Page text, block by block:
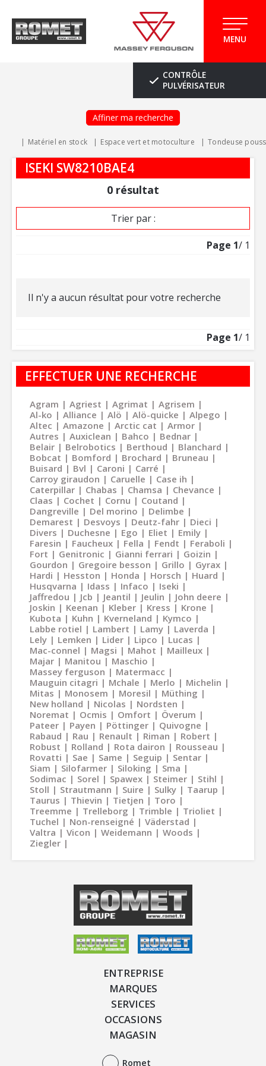
MENU
CONTRÔLE
PULVÉRISATEUR
Affiner ma recherche
Matériel en stock Espace vert et motoculture Tondeuse
ISEKI SW8210BAE4
0 résultat
Trier par :
Page 1/ 1
Il n'y a aucun résultat pour votre recherche
Page 1/ 1
EFFECTUER UNE RECHERCHE
Agram Agriest Agrimat
Agrisem
Al-ko
Alliance Alö Alö-quicke
Alpego
Altec
Amazone Arctic cat
Armor
Autres
Auxiclean Bahco
Bednar
Belair
Belrobotics Berthoud
Blanchard
Bobcat
Bomford Brochard
Bruneau
Buisard
Bvl Caroni
Carré
Carroy giraudon
Caruelle
Case ih
Caterpillar
Chabas Chamsa
Chevance
Claas
Cochet Cornu
Coutand
Dangreville
Del morino
Delimbe
Demarest
Desvoys Deutz-fahr
Dieci
Divers
Duchesne Ego Eliet
Emily
Faresin
Faucheux Fella Fendt
Feraboli
Fort
Genitronic Gianni ferrari
Goizin
Gourdon
Gregoire besson Grillo
Gyrax
Hardi
Hesston Honda Horsch
Huard
Husqvarna
Idass Infaco
Iseki
Jaffredou
Jcb Jeantil Jeulin
John deere
Joskin
Keenan Kleber Kress
Krone
Kubota
Kuhn Kverneland
Kymco
Labbe rotiel
Lambert Lamy
Laverda
Lely
Lemken Lider Lipco
Lucas
Mac-connel
Magsi Mahot
Mailleux
Majar
Manitou
Maschio
Massey ferguson
Matermacc
Mauguin citagri
Mchale Merlo
Michelin
Mitas
Monosem Moresil
Müthing
New holland
Nicolas
Nordsten
Noremat
Ocmis Omfort
Överum
Pateer
Payen Pöttinger
Quivogne
Rabaud
Rau Renault Riman
Robert
Robust
Rolland Rota dairon
Rousseau
Rovatti
Sae Same Seguip
Sentar
Siam
Silofarmer Siloking
Sma
Sodimac
Sorel Spawex Steimer
Stihl
Stoll
Strautmann Suire Sulky
Taarup
Taurus
Thievin Tietjen
Toro
Treemme
Trelleborg Trimble
Trioliet
Tuchel
Non-renseigné
Väderstad
Valtra
Vicon Weidemann
Woods
Ziegler
ENTREPRISE
MARQUES
SERVICES
OCCASIONS
MAGASIN
Romet